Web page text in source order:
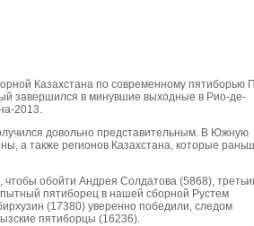
Казахстана по современному пятиборью
завершился в минувшие выходные в Рио-де-
2013.
довольно представительным. В Южную
а также регионов Казахстана, которые
обойти Андрея Солдатова (5868),
пятиборец в нашей сборной Рустем
(17380) уверенно победили, следом
пятиборцы (16236).